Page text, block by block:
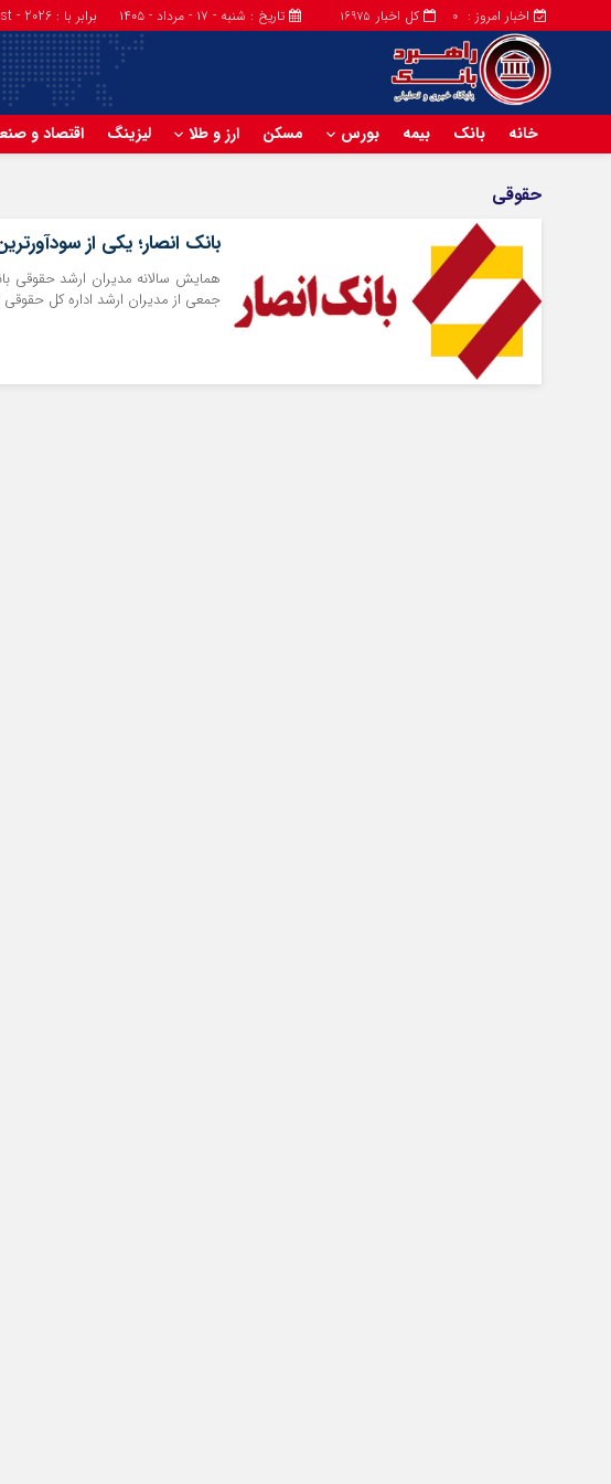
کل اخبار 16975 اخبار امروز : 0 تاریخ : شنبه - ۱۷ - مرداد - ۱۴۰۵ برابر با : Saturday - 8 - August - 2026
خانه بانک بیمه بورس مسکن ارز و طلا لیزینگ اقتصاد و
حقوقی
بانک انصار؛ یکی از
همایش سالانه مدیران ارشد حقوقی
جمعی از مدیران ارشد اداره کل